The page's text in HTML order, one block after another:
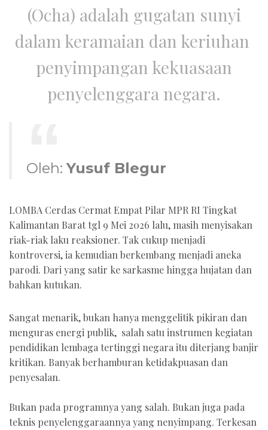
(Ocha) adalah gugatan sunyi
dalam keramaian dan keriuhan
penyimpangan kekuasaan
penyelenggara negara.
Oleh:Yusuf Blegur
LOMBA Cerdas Cermat Empat Pilar MPR RI Tingkat
Kalimantan Barat tgl 9 Mei 2026 lalu, masih menyisakan
riak-riak laku reaksioner. Tak cukup menjadi
kontroversi, ia kemudian berkembang menjadi aneka
parodi. Dari yang satir ke sarkasme hingga hujatan dan
bahkan kutukan.
Sangat menarik, bukan hanya menggelitik pikiran dan
menguras energi publik, salah satu instrumen kegiatan
pendidikan lembaga tertinggi negara itu diterjang banjir
kritikan. Banyak berhamburan ketidakpuasan dan
penyesalan.
Bukan pada programnya yang salah. Bukan juga pada
teknis penyelenggaraannya yang nenyimpang. Terkesan